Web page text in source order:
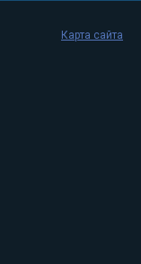
Карта сайта